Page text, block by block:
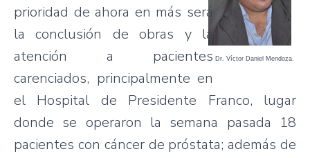
Dr. Víctor Daniel Mendoza.
prioridad de ahora en más será
la conclusión de obras y la
atención a pacientes
carenciados, principalmente en
el Hospital de Presidente Franco, lugar
donde se operaron la semana pasada 18
pacientes con cáncer de próstata; además de